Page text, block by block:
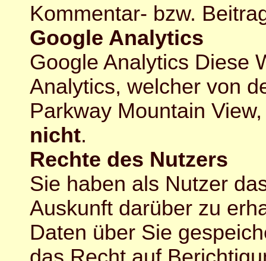
Kommentar- bzw.
Google Analytics
Google Analytics Diese
Analytics, welcher von
Parkway Mountain
nicht.
Rechte des Nutzers
Sie haben als Nutzer
Auskunft darüber zu
Daten über Sie